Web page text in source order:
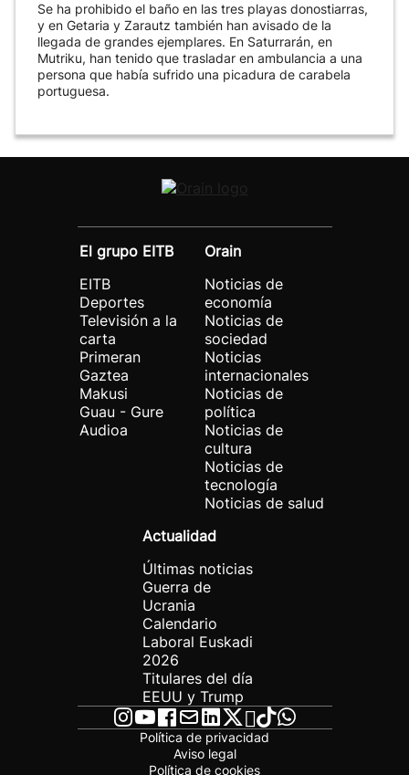
Se ha prohibido el baño en las tres playas donostiarras,
y en Getaria y Zarautz también han avisado de la
llegada de grandes ejemplares. En Saturrarán, en
Mutriku, han tenido que trasladar en ambulancia a una
persona que había sufrido una picadura de carabela
portuguesa.
El grupo EITB
EITB
Deportes
Televisión a la
carta
Primeran
Gaztea
Makusi
Guau - Gure
Audioa
Orain
Noticias de
economía
Noticias de
sociedad
Noticias
internacionales
Noticias de
política
Noticias de
cultura
Noticias de
tecnología
Noticias de salud
Actualidad
Últimas noticias
Guerra de
Ucrania
Calendario
Laboral Euskadi
2026
Titulares del día
EEUU y Trump
Política de privacidad
Aviso legal
Política de cookies